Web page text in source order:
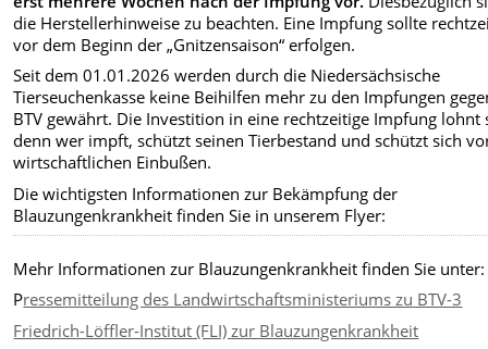
die Herstellerhinweise zu beachten. Eine Impfung sollte
vor dem Beginn der „Gnitzensaison“ erfolgen.
Seit dem 01.01.2026 werden durch die Niedersächsische
Tierseuchenkasse keine Beihilfen mehr zu den Impfungen
BTV gewährt. Die Investition in eine rechtzeitige Impfung lohnt
denn wer impft, schützt seinen Tierbestand und schützt sich
wirtschaftlichen Einbußen.
Die wichtigsten Informationen zur Bekämpfung der
Blauzungenkrankheit finden Sie in unserem Flyer:
Mehr Informationen zur Blauzungenkrankheit finden Sie unter:
Pressemitteilung des Landwirtschaftsministeriums zu BTV-3
Friedrich-Löffler-Institut (FLI) zur Blauzungenkrankheit